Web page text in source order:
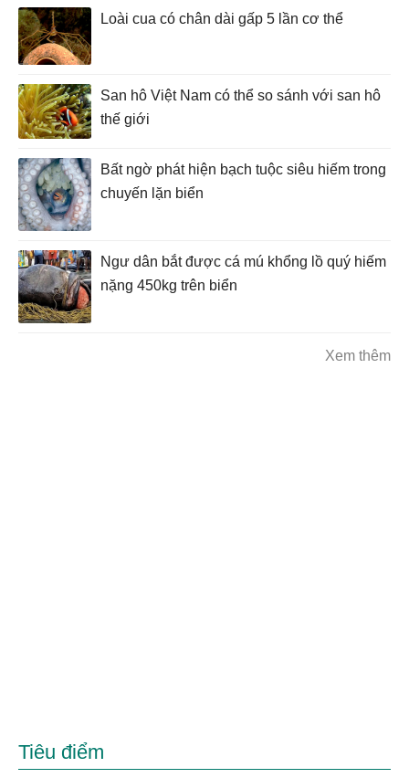
Loài cua có chân dài gấp 5 lần cơ thể
San hô Việt Nam có thể so sánh với san hô
thế giới
Bất ngờ phát hiện bạch tuộc siêu hiếm trong
chuyến lặn biển
Ngư dân bắt được cá mú khổng lồ quý hiếm
nặng 450kg trên biển
Xem thêm
Tiêu điểm